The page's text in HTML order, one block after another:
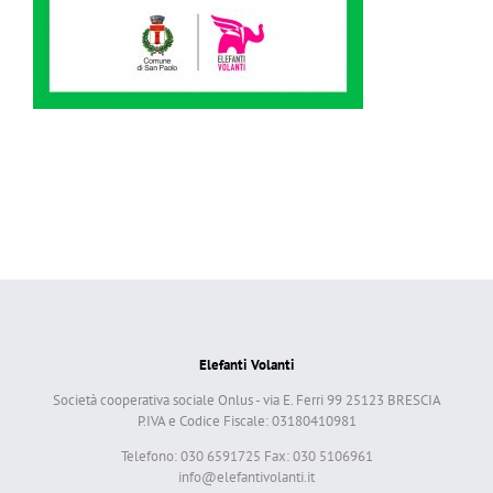
Elefanti Volanti
Società cooperativa sociale Onlus - via E. Ferri 99 25123 BRESCIA
P.IVA e Codice Fiscale: 03180410981
Telefono: 030 6591725 Fax: 030 5106961
info@elefantivolanti.it